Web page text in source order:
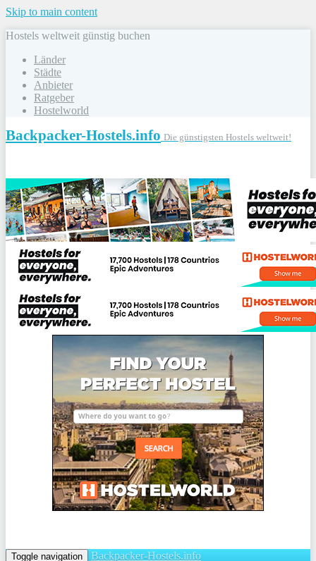
Skip to main content
Hostels weltweit günstig buchen
Länder
Städte
Anbieter
Ratgeber
Hostelworld
Backpacker-Hostels.info Die günstigsten Hostels weltweit!
Toggle navigation Backpacker-Hostels.info